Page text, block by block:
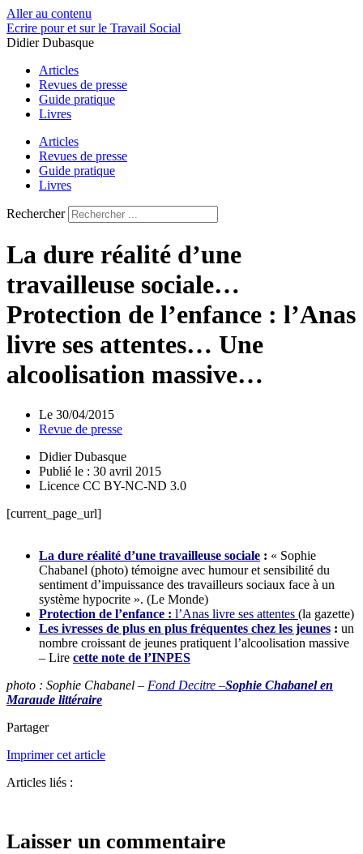
Aller au contenu
Ecrire pour et sur le Travail Social
Didier Dubasque
Articles
Revues de presse
Guide pratique
Livres
Articles
Revues de presse
Guide pratique
Livres
Rechercher
La dure réalité d’une
travailleuse sociale…
Protection de l’enfance : l’Anas
livre ses attentes… Une
alcoolisation massive…
Le 30/04/2015
Revue de presse
Didier Dubasque
Publié le : 30 avril 2015
Licence CC BY-NC-ND 3.0
[current_page_url]
La dure réalité d’une travailleuse sociale : « Sophie
Chabanel (photo) témoigne avec humour et sensibilité du
sentiment d’impuissance des travailleurs sociaux face à un
système hypocrite ». (Le Monde)
Protection de l’enfance : l’Anas livre ses attentes (la gazette)
Les ivresses de plus en plus fréquentes chez les jeunes : un
nombre croissant de jeunes pratiquent l’alcoolisation massive
– Lire cette note de l’INPES
photo : Sophie Chabanel – Fond Decitre –Sophie Chabanel en
Maraude littéraire
Partager
Imprimer cet article
Articles liés :
Laisser un commentaire